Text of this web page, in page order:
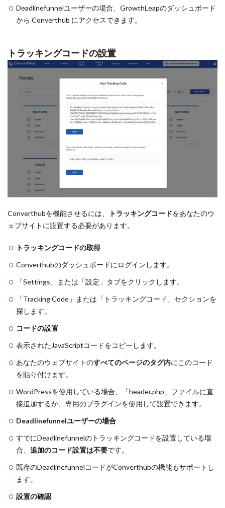
Deadlinefunnelユーザーの場合、GrowthLeapのダッシュボード
から Converthub にアクセスできます。
トラッキングコードの設置
Converthubを機能させるには、 トラッキングコードをあなたのウ
ェブサイトに設置する必要があります。
トラッキングコードの取得
Converthubのダッシュボードにログインします。
「Settings」または「設定」タブをクリックします。
「Tracking Code」または「トラッキングコード」セクションを
探します。
コードの設置
表示されたJavaScriptコードをコピーします。
あなたのウェブサイトのすべてのページのタグ内にこのコード
を貼り付けます。
WordPressを使用している場合、「header.php」ファイルに直
接追加するか、専用のプラグインを使用して設置できます。
Deadlinefunnelユーザーの場合
すでにDeadlinefunnelのトラッキングコードを設置している場
合、 追加のコード設置は不要です。
既存のDeadlinefunnelコードがConverthubの機能もサポートし
ます。
設置の確認